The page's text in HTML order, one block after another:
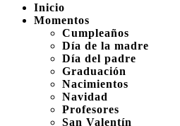
Inicio
Momentos
Cumpleaños
Día de la madre
Día del padre
Graduación
Nacimientos
Navidad
Profesores
San Valentín